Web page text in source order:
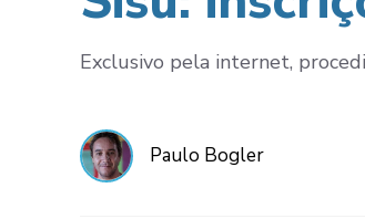
Exclusivo pela internet,
Paulo Bogler